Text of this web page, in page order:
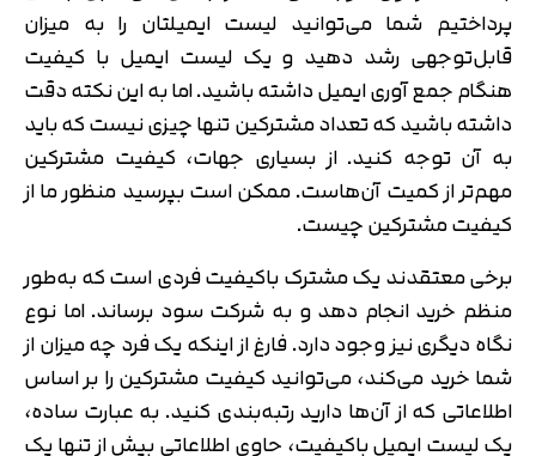
پرداختیم شما می‌توانید لیست ایمیلتان را به میزان
قابل‌توجهی رشد دهید و یک لیست ایمیل با کیفیت
هنگام جمع آوری ایمیل داشته باشید. اما به این نکته دقت
داشته باشید که تعداد مشترکین تنها چیزی نیست که باید
به آن توجه کنید. از بسیاری جهات، کیفیت مشترکین
مهم‌تر از کمیت آن‌هاست. ممکن است بپرسید منظور ما از
کیفیت مشترکین چیست.
برخی معتقدند یک مشترک باکیفیت فردی است که به‌طور
منظم خرید انجام دهد و به شرکت سود برساند. اما نوع
نگاه دیگری نیز وجود دارد. فارغ از اینکه یک فرد چه میزان از
شما خرید می‌کند، می‌توانید کیفیت مشترکین را بر اساس
اطلاعاتی که از آن‌ها دارید رتبه‌بندی کنید. به عبارت ساده،
یک لیست ایمیل باکیفیت، حاوی اطلاعاتی بیش از تنها یک